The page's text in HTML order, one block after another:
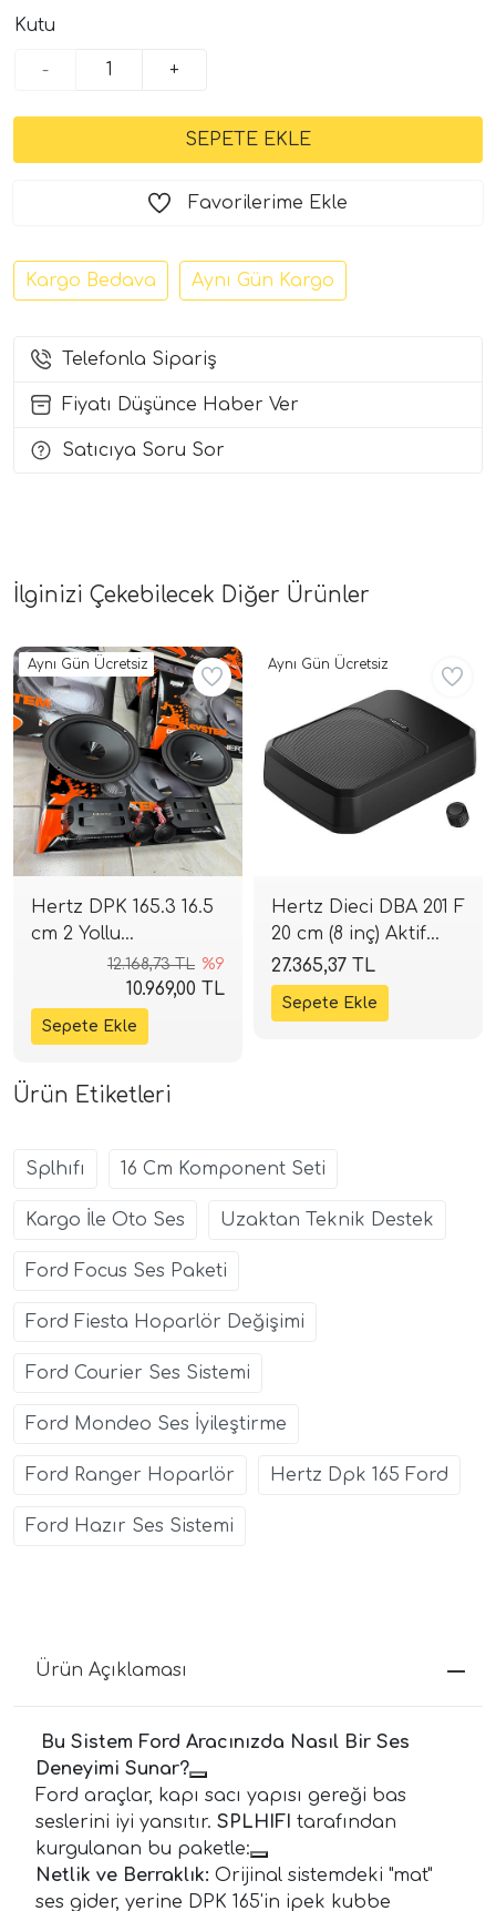
Modelleri
Kutu
- +
Favorilerime Ekle
Kargo Bedava Aynı Gün Kargo
Telefonla Sipariş
Fiyatı Düşünce Haber Ver
Satıcıya Soru Sor
İlginizi Çekebilecek Diğer Ürünler
Hertz DPK 165.3 16.5
cm 2 Yollu
Komponent Seti | 80
W RMS / 160 W Peak
| 93 dB | 4 Ohm |
SPLHIFI
12.168,73 TL %9
10.969,00 TL
Aynı Gün Ücretsiz
Hertz Dieci DBA 201 F
20 cm (8 inç) Aktif
Subwoofer | 440W -
220W RMS | SPLHIFI
27.365,37 TL
Aynı Gün Ücretsiz
Ürün Etiketleri
Splhıfı 16 Cm Komponent Seti
Kargo İle Oto Ses Uzaktan Teknik Destek
Ford Focus Ses Paketi
Ford Fiesta Hoparlör Değişimi
Ford Courier Ses Sistemi
Ford Mondeo Ses İyileştirme
Ford Ranger Hoparlör Hertz Dpk 165 Ford
Ford Hazır Ses Sistemi
Ürün Açıklaması
Bu Sistem Ford Aracınızda Nasıl Bir Ses
Deneyimi Sunar?
Ford araçlar, kapı sacı yapısı gereği bas
seslerini iyi yansıtır. SPLHIFI tarafından
kurgulanan bu paketle:
Netlik ve Berraklık: Orijinal sistemdeki "mat"
ses gider, yerine DPK 165'in ipek kubbe